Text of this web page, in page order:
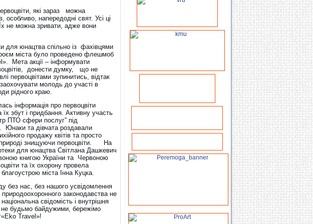
які зараз можна
особливо, напередодні свят. Усі ці
Їх не можна зривати, адже вони
для юнацтва спільно із фахівцями
міста було проведено флешмоб
Мета акції – інформувати
донести думку, що не
первоцвітами зупинитись, відтак
молодь до участі в
рідного краю.
інформація про первоцвіти
їх збут і придбання. Активну участь
ПТО сфери послуг” під
Юнаки та дівчата роздавали
продажу квітів та просто
знищуючи первоцвіти. На
для юнацтва Світлана Дашкевич
книгою України та Червоною
та їх охорону провела
міста Інна Куцка.
без нас, без нашого усвідомлення
природоохоронного законодавства не
свідомість і внутрішня
будьмо байдужими, бережімо
Travel»!